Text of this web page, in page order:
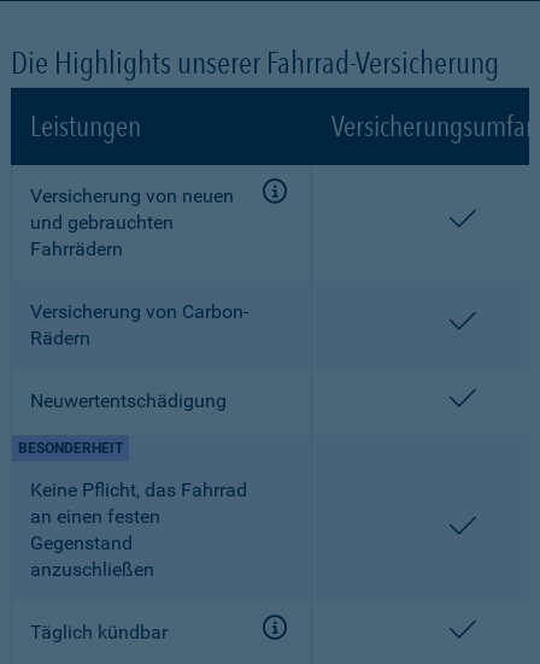
Die Highlights unserer Fahrrad-Versicherung
Leistungen
Versicherung von neuen
und gebrauchten
Fahrrädern
Versicherung von Carbon-
Rädern
Neuwertentschädigung
Keine Pflicht, das Fahrrad
an einen festen
Gegenstand
anzuschließen
BESONDERHEIT
Täglich kündbar